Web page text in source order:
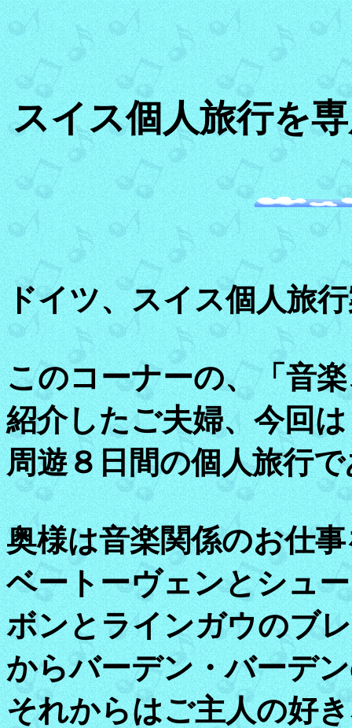
スイス個人旅行を
ドイツ、スイス個人旅
このコーナーの、「音
紹介したご夫婦、今回
周遊８日間の個人旅行
奥様は音楽関係のお仕
ベートーヴェンとシュ
ボンとラインガウのブ
からバーデン・バーデ
それからはご主人の好